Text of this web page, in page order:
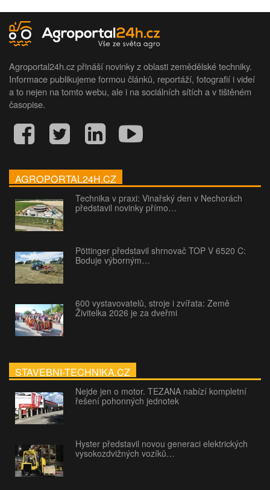
Agroportal24h.cz přináší novinky z oblasti zemědělské techniky.
Informace publikujeme formou článků, reportáží, fotografií i videí
a to nejen na tomto webu, ale i na sociálních sítích a v tištěném
časopise.
AGROPORTAL24H.CZ
Technika v praxi: Vinařský den v Nechorách
představil novinky přímo…
Pöttinger představil shrnovač TOP V 6520 C:
Boduje výborným…
600 vystavovatelů, stroje i zvířata: Země
Živitelka 2026 je za dveřmi
STAVEBNI-TECHNIKA.CZ
Nejde jen o motor. TEZANA nabízí kompletní
řešení pohonných jednotek
Hyster představil novou generaci elektrických
vysokozdvižných vozíků…